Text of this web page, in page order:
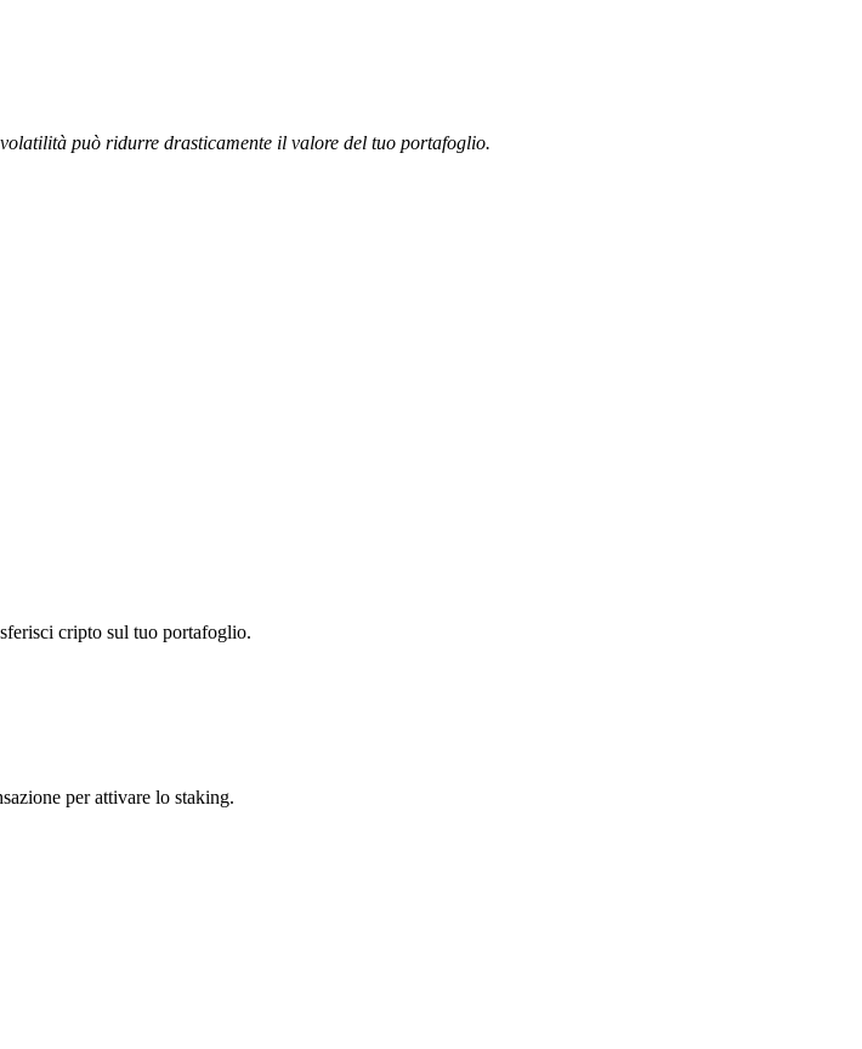
può ridurre drasticamente il valore del tuo portafoglio.
cripto sul tuo portafoglio.
per attivare lo staking.